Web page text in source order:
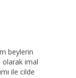
beylerin
olarak imal
ile cilde